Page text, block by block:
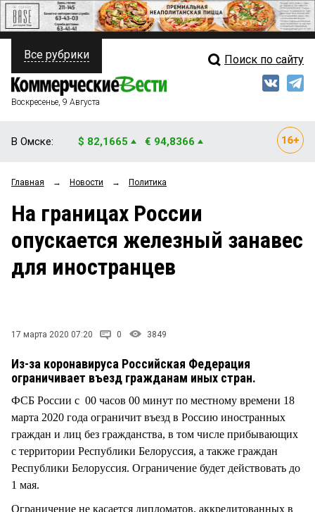
ПОЛИТИКА
ФИНАНСЫ
ОБЩЕСТВО
ЗАКОН
НОВОСТИ КОМПАНИЙ
Свежий выпуск
Рейтинги
Блоги
Все рубрики Поиск по сайту
Воскресенье, 9 Августа
В Омске: $ 82,1665 € 94,8366
Главная → Новости → Политика
На границах России
опускается железный занавес
для иностранцев
17 марта 2020 07:20 0 3849
Из-за коронавируса Российская Федерация
ограничивает въезд гражданам иных стран.
ФСБ России с 00 часов 00 минут по местному времени 18
марта 2020 года ограничит въезд в Россию иностранных
граждан и лиц без гражданства, в том числе прибывающих
с территории Республики Белоруссия, а также граждан
Республики Белоруссия. Ограничение будет действовать до
1 мая.
Ограничение не касается дипломатов, аккредитованных в